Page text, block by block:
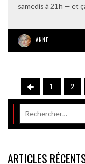
samedis à 21h — et
ANNE
1 2
ARTICLES